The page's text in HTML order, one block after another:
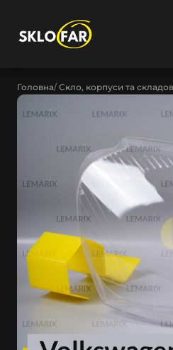
Головна Скло, корпуси та